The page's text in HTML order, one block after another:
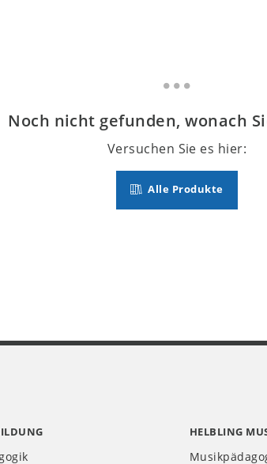
Noch nicht gefunden, wonach
Versuchen Sie es hier:
Alle Produkte
HELBLING